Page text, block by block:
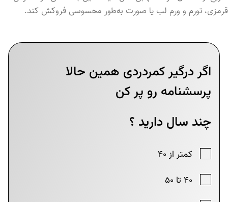
قرمزی، تورم و ورم لب یا صورت به‌طور محسوسی فروکش کند.